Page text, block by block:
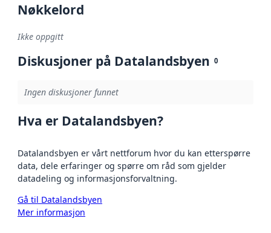
Nøkkelord
Ikke oppgitt
Diskusjoner på Datalandsbyen 0
Ingen diskusjoner funnet
Hva er Datalandsbyen?
Datalandsbyen er vårt nettforum hvor du kan etterspørre
data, dele erfaringer og spørre om råd som gjelder
datadeling og informasjonsforvaltning.
Gå til Datalandsbyen
Mer informasjon